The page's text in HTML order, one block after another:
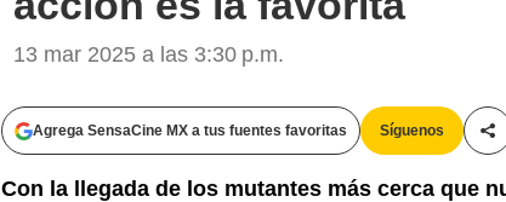
13 mar 2025 a las 3:30 p.m.
Agrega SensaCine MX a tus fuentes favoritas Síguenos
Con la llegada de los mutantes más cerca que